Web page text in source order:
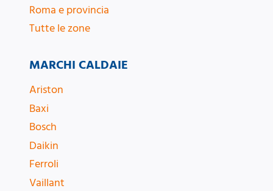
Roma e provincia
Tutte le zone
MARCHI CALDAIE
Ariston
Baxi
Bosch
Daikin
Ferroli
Vaillant